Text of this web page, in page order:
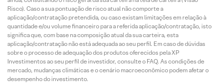
Risco). Caso a sua pontuação de risco atual não comporte a
aplicação/contratação pretendida, ou caso existam limitações em relação à
quantidade e/ou volume financeiro para a referida aplicação/contratação, isto
significa que, com base na composição atual da sua carteira, esta
aplicação/contratação não está adequada ao seu perfil. Em caso de dúvidas
sobre o processo de adequação dos produtos oferecidos pela XP
Investimentos ao seu perfil de investidor, consulte o FAQ. As condições de
mercado, mudanças climáticas e o cenário macroeconômico podem afetar o
desempenho do investimento.